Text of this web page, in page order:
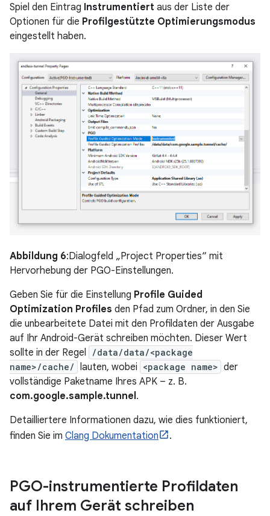
Spiel den Eintrag Instrumentiert aus der Liste der
Optionen für die Profilgestützte Optimierungsmodus
eingestellt haben.
Abbildung 6:Dialogfeld „Project Properties“ mit
Hervorhebung der PGO-Einstellungen.
Geben Sie für die Einstellung Profile Guided
Optimization Profiles den Pfad zum Ordner, in den Sie
die unbearbeitete Datei mit den Profildaten der Ausgabe
auf Ihr Android-Gerät schreiben möchten. Dieser Wert
sollte in der Regel
/data/data/<package
name>/cache/ lauten, wobei <package name> der
vollständige Paketname Ihres APK – z. B.
com.google.sample.tunnel.
Detailliertere Informationen dazu, wie dies funktioniert,
finden Sie im Clang Dokumentation .
PGO-instrumentierte Profildaten
auf Ihrem Gerät schreiben